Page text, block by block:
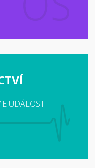
UDÁLOSTI